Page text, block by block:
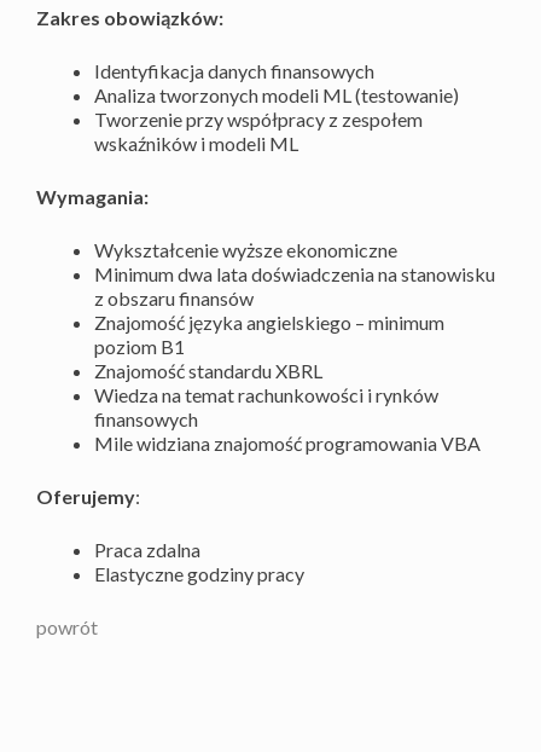
Zakres obowiązków:
Identyfikacja danych finansowych
Analiza tworzonych modeli ML (testowanie)
Tworzenie przy współpracy z zespołem
wskaźników i modeli ML
Wymagania:
Wykształcenie wyższe ekonomiczne
Minimum dwa lata doświadczenia na stanowisku
z obszaru finansów
Znajomość języka angielskiego – minimum
poziom B1
Znajomość standardu XBRL
Wiedza na temat rachunkowości i rynków
finansowych
Mile widziana znajomość programowania VBA
Oferujemy:
Praca zdalna
Elastyczne godziny pracy
powrót